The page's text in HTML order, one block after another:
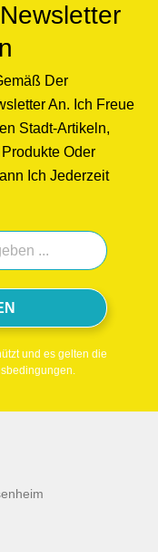
Der
An. Ich Freue
Stadt-Artikeln,
Oder
Ich Jederzeit
und es gelten die